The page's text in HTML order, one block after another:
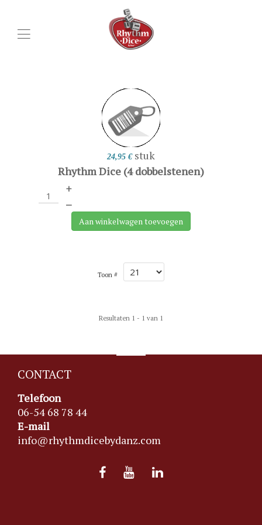
24,95 € stuk
Rhythm Dice (4 dobbelstenen)
+
–
Aan winkelwagen toevoegen
Toon #
Resultaten 1 - 1 van 1
CONTACT
Telefoon
06-54 68 78 44
E-mail
info@rhythmdicebydanz.com